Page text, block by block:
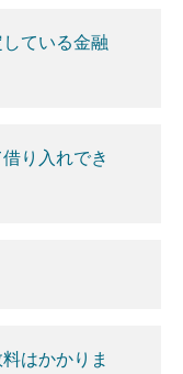
ている金融
り入れでき
はかかりま